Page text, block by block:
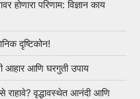
होणारा परिणाम: विज्ञान काय
दृष्टिकोन!
आहार आणि घरगुती उपाय
राहावे? वृद्धावस्थेत आनंदी आणि